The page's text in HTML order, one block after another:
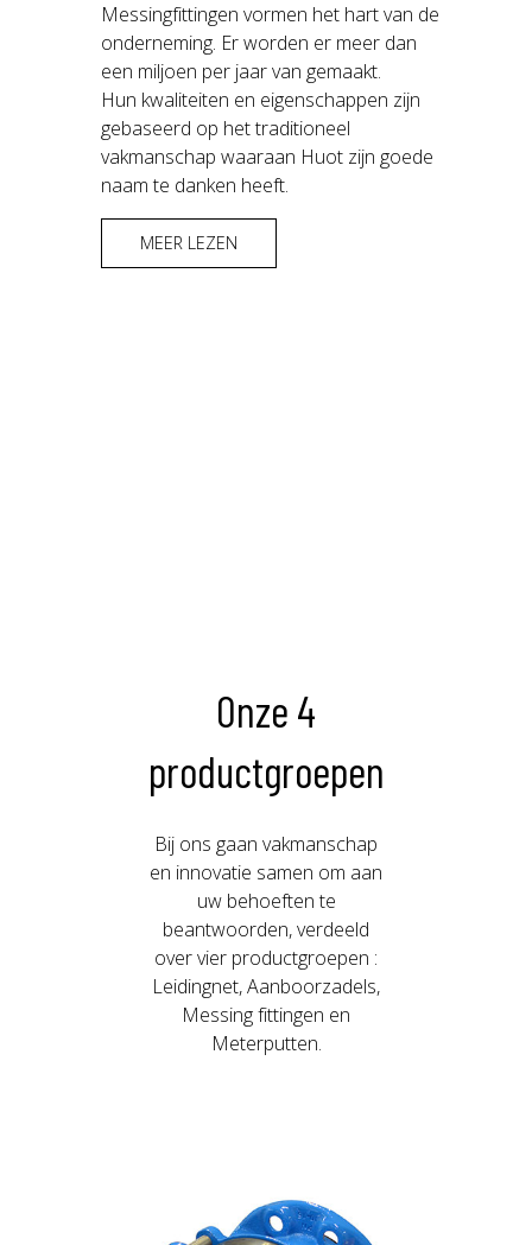
Messingfittingen vormen het hart van de
onderneming. Er worden er meer dan
een miljoen per jaar van gemaakt.
Hun kwaliteiten en eigenschappen zijn
gebaseerd op het traditioneel
vakmanschap waaraan Huot zijn goede
naam te danken heeft.
MEER LEZEN
Onze 4
productgroepen
Bij ons gaan vakmanschap
en innovatie samen om aan
uw behoeften te
beantwoorden, verdeeld
over vier productgroepen :
Leidingnet, Aanboorzadels,
Messing fittingen en
Meterputten.